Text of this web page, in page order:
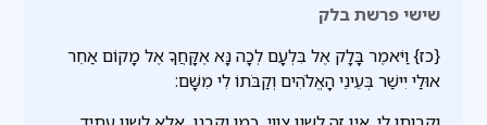
שישי פרשת בלק
{כז} וַיֹּאמֶר בָּלָק אֶל בִּלְעָם לְכָה נָּא אֶקָּחֲךָ אֶל מָקוֹם אַחֵר
אוּלַי יִישַׁר בְּעֵינֵי הָאֱלֹהִים וְקַבֹּתוֹ לִי מִשָּׁם: